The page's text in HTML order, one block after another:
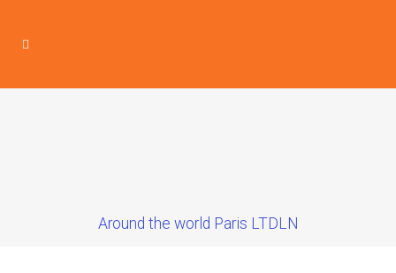
Around the world Paris LTDLN